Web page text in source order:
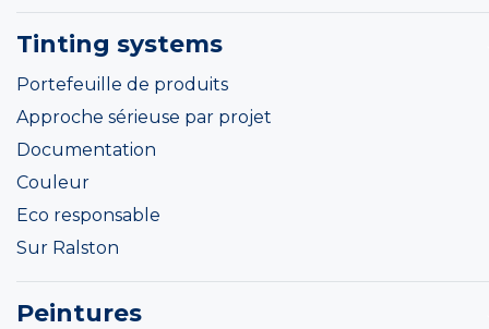
Tinting systems
Portefeuille de produits
Approche sérieuse par projet
Documentation
Couleur
Eco responsable
Sur Ralston
Peintures